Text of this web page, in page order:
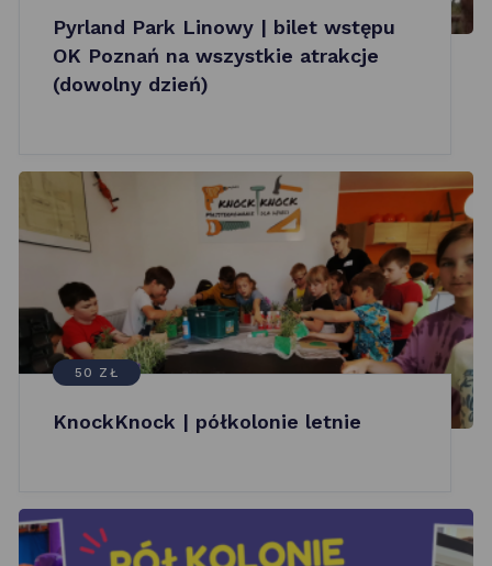
Pyrland Park Linowy | bilet wstępu
OK Poznań na wszystkie atrakcje
(dowolny dzień)
50 ZŁ
KnockKnock | półkolonie letnie